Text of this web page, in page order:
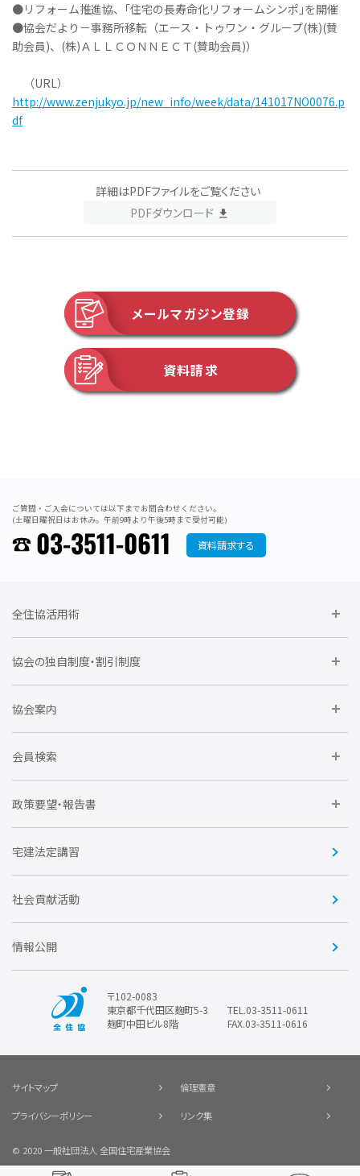
●リフォーム推進協、｢住宅の長寿命化リフォームシンポ｣を開催
●協会だより－事務所移転（エース・トゥワン・グループ(株)(賛
助会員)、(株)ＡＬＬＣＯＮＮＥＣＴ(賛助会員)）
（URL）
http://www.zenjukyo.jp/new_info/week/data/141017NO0076.p
df
詳細はPDFファイルをご覧ください
PDFダウンロード
メールマガジン登録
資料請求
ご質問・ご入会については以下までお問合わせください。
(土曜日曜祝日はお休み。午前9時より午後5時まで受付可能)
03-3511-0611 資料請求する
全住協活用術
委員会に参加しよう
要望活動に参加しよう
協会の独自制度・割引制度
住宅瑕疵担保責任保険割引制度
全住協NET
不動産後見アドバイザー資格講習
会
全住協ビジネスショップ
協会案内
運営組織
トライアル会員制度
会員検索
企業会員
賛助会員
政策要望・報告書
住宅・土地税制改正要望
優良事業表彰
宅建法定講習
社会貢献活動
情報公開
〒102-0083
東京都千代田区麹町5-3
麹町中田ビル8階
TEL.03-3511-0611
FAX.03-3511-0616
サイトマップ 倫理憲章
プライバシーポリシー リンク集
© 2020 一般社団法人 全国住宅産業協会